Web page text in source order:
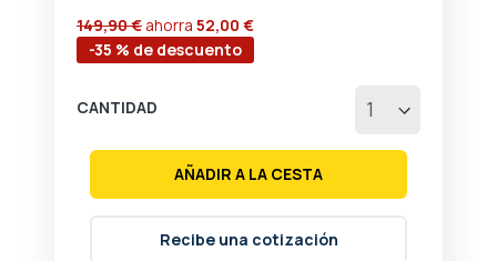
-35 % de descuento
149,90 € ahorra 52,00 €
CANTIDAD
AÑADIR A LA CESTA
Recibe una cotización